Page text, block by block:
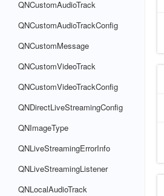
QNCustomAudioTrack
QNCustomAudioTrackConfig
QNCustomMessage
QNCustomVideoTrack
QNCustomVideoTrackConfig
QNDirectLiveStreamingConfig
QNImageType
QNLiveStreamingErrorInfo
QNLiveStreamingListener
QNLocalAudioTrack